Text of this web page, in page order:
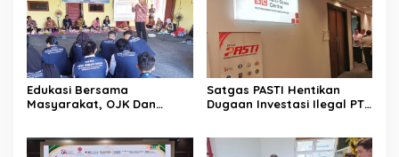
Edukasi Bersama
Masyarakat, OJK Dan
Satgas PASTI Hentikan
Dugaan Investasi Ilegal PT